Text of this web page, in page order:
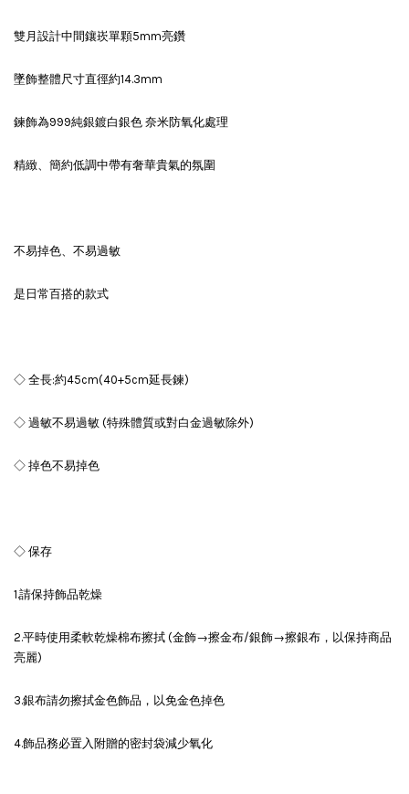
雙月設計中間鑲崁單顆5mm亮鑽
墜飾整體尺寸直徑約14.3mm
鍊飾為999純銀鍍白銀色 奈米防氧化處理
精緻、簡約低調中帶有奢華貴氣的氛圍
不易掉色、不易過敏
是日常百搭的款式
◇ 全長:約45cm(40+5cm延長鍊)
◇ 過敏不易過敏 (特殊體質或對白金過敏除外)
◇ 掉色不易掉色
◇ 保存
1.請保持飾品乾燥
2.平時使用柔軟乾燥棉布擦拭 (金飾→擦金布/銀飾→擦銀布，以保持商品
亮麗)
3.銀布請勿擦拭金色飾品，以免金色掉色
4.飾品務必置入附贈的密封袋減少氧化